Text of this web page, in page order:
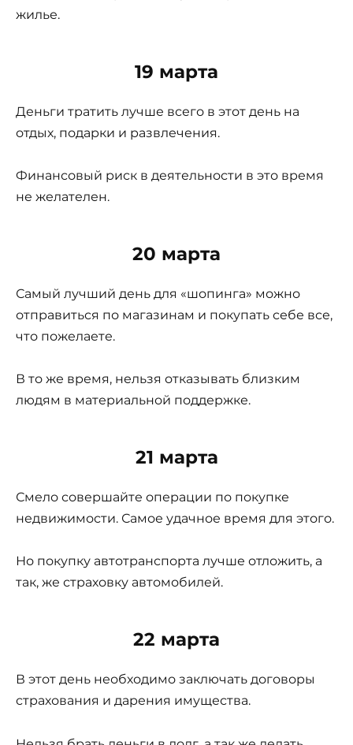
жилье.
19 марта
Деньги тратить лучше всего в этот день на
отдых, подарки и развлечения.
Финансовый риск в деятельности в это время
не желателен.
20 марта
Самый лучший день для «шопинга» можно
отправиться по магазинам и покупать себе все,
что пожелаете.
В то же время, нельзя отказывать близким
людям в материальной поддержке.
21 марта
Смело совершайте операции по покупке
недвижимости. Самое удачное время для этого.
Но покупку автотранспорта лучше отложить, а
так, же страховку автомобилей.
22 марта
В этот день необходимо заключать договоры
страхования и дарения имущества.